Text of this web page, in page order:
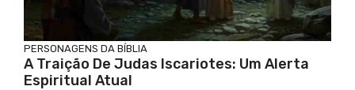
PERSONAGENS DA BÍBLIA
A Traição De Judas Iscariotes: Um Alerta
Espiritual Atual